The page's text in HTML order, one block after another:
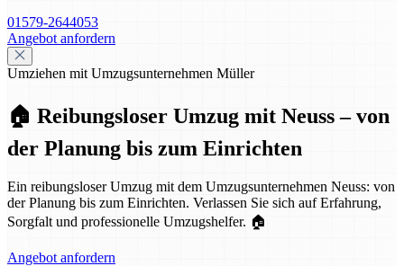
01579-2644053
Angebot anfordern
Umziehen mit Umzugsunternehmen Müller
🏠 Reibungsloser Umzug mit Neuss – von
der Planung bis zum Einrichten
Ein reibungsloser Umzug mit dem Umzugsunternehmen Neuss: von
der Planung bis zum Einrichten. Verlassen Sie sich auf Erfahrung,
Sorgfalt und professionelle Umzugshelfer. 🏠
Angebot anfordern